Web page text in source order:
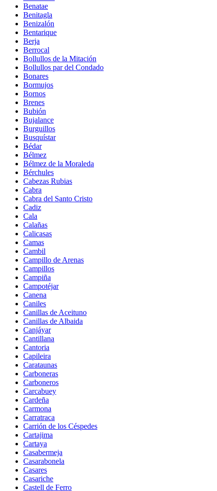
Benatae
Benitagla
Benizalón
Bentarique
Berja
Berrocal
Bollullos de la Mitación
Bollullos par del Condado
Bonares
Bormujos
Bornos
Brenes
Bubión
Bujalance
Burguillos
Busquístar
Bédar
Bélmez
Bélmez de la Moraleda
Bérchules
Cabezas Rubias
Cabra
Cabra del Santo Cristo
Cadiz
Cala
Calañas
Calicasas
Camas
Cambil
Campillo de Arenas
Campillos
Campiña
Campotéjar
Canena
Caniles
Canillas de Aceituno
Canillas de Albaida
Canjáyar
Cantillana
Cantoria
Capileira
Carataunas
Carboneras
Carboneros
Carcabuey
Cardeña
Carmona
Carratraca
Carrión de los Céspedes
Cartajima
Cartaya
Casabermeja
Casarabonela
Casares
Casariche
Castell de Ferro